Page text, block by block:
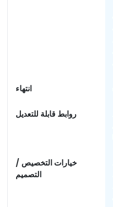
انتهاء
روابط قابلة للتعديل
خيارات التخصيص /
التصميم